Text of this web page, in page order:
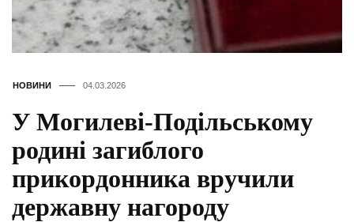
НОВИНИ 04.03.2026
У Могилеві-Подільському
родині загиблого
прикордонника вручили
державну нагороду